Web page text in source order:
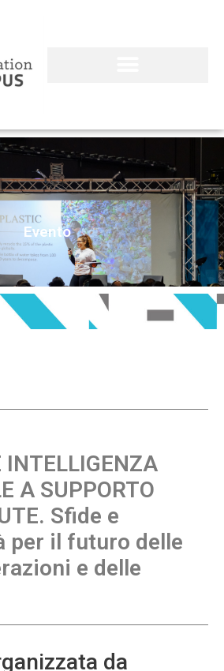
Evento
INTELLIGENZA
A SUPPORTO
Sfide e
per il futuro delle
e delle
da